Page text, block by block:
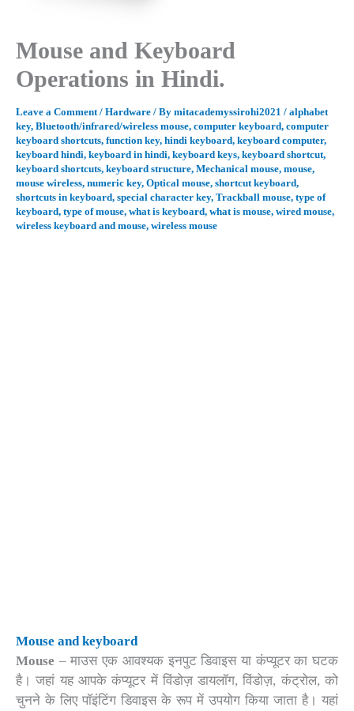
Mouse and Keyboard
Operations in Hindi.
Leave a Comment / Hardware / By mitacademyssirohi2021 / alphabet
key, Bluetooth/infrared/wireless mouse, computer keyboard, computer
keyboard shortcuts, function key, hindi keyboard, keyboard computer,
keyboard hindi, keyboard in hindi, keyboard keys, keyboard shortcut,
keyboard shortcuts, keyboard structure, Mechanical mouse, mouse,
mouse wireless, numeric key, Optical mouse, shortcut keyboard,
shortcuts in keyboard, special character key, Trackball mouse, type of
keyboard, type of mouse, what is keyboard, what is mouse, wired mouse,
wireless keyboard and mouse, wireless mouse
Mouse and keyboard
Mouse – माउस एक आवश्यक इनपुट डिवाइस या कंप्यूटर का घटक
है। जहां यह आपके कंप्यूटर में विंडोज़ डायलॉग, विंडोज़, कंट्रोल, को
चुनने के लिए पॉइंटिंग डिवाइस के रूप में उपयोग किया जाता है। यहां